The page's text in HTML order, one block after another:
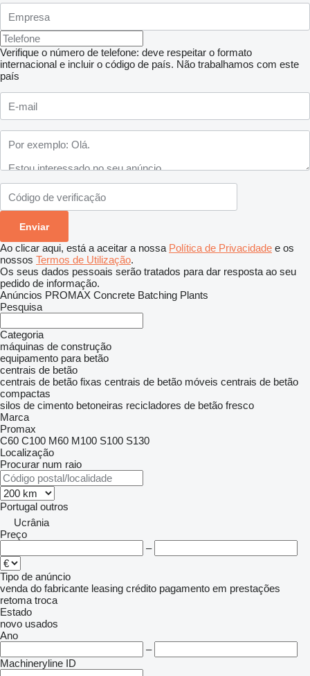
Verifique o número de telefone: deve respeitar o formato
internacional e incluir o código de país. Não trabalhamos com este
país
Ao clicar aqui, está a aceitar a nossa Política de Privacidade e os
nossos Termos de Utilização.
Os seus dados pessoais serão tratados para dar resposta ao seu
pedido de informação.
Anúncios PROMAX Concrete Batching Plants
Pesquisa
Categoria
máquinas de construção
equipamento para betão
centrais de betão
centrais de betão fixas centrais de betão móveis centrais de betão
compactas
silos de cimento betoneiras recicladores de betão fresco
Marca
Promax
C60 C100 M60 M100 S100 S130
Localização
Procurar num raio
Portugal outros
Ucrânia
Preço
–
Tipo de anúncio
venda do fabricante leasing crédito pagamento em prestações
retoma troca
Estado
novo usados
Ano
–
Machineryline ID